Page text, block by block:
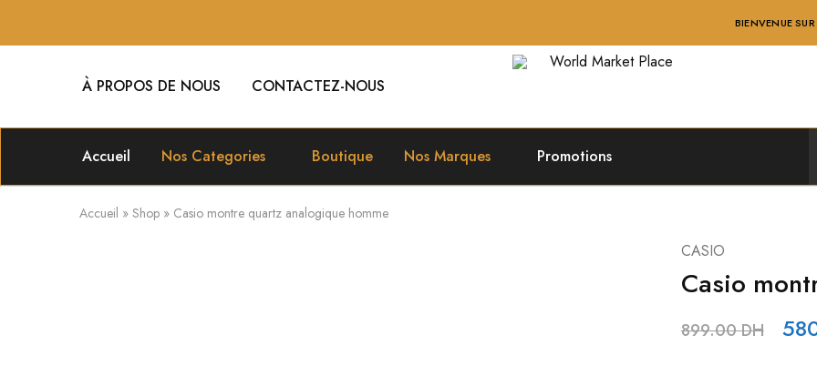
BIENVENUE SUR WORLD
À PROPOS DE NOUS CONTACTEZ-NOUS
Accueil
Nos Categories Boutique Nos Marques Promotions
Accueil » Shop » Casio montre quartz analogique homme
CASIO
Casio
899.00DH
Le